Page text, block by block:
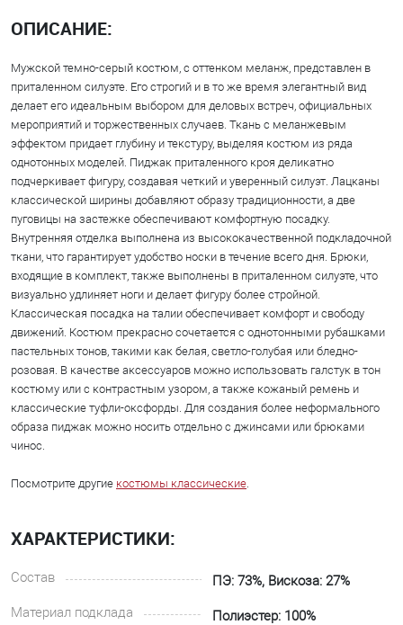
ОПИСАНИЕ:
Мужской темно-серый костюм, с оттенком меланж, представлен в
приталенном силуэте. Его строгий и в то же время элегантный вид
делает его идеальным выбором для деловых встреч, официальных
мероприятий и торжественных случаев. Ткань с меланжевым
эффектом придает глубину и текстуру, выделяя костюм из ряда
однотонных моделей. Пиджак приталенного кроя деликатно
подчеркивает фигуру, создавая четкий и уверенный силуэт. Лацканы
классической ширины добавляют образу традиционности, а две
пуговицы на застежке обеспечивают комфортную посадку.
Внутренняя отделка выполнена из высококачественной подкладочной
ткани, что гарантирует удобство носки в течение всего дня. Брюки,
входящие в комплект, также выполнены в приталенном силуэте, что
визуально удлиняет ноги и делает фигуру более стройной.
Классическая посадка на талии обеспечивает комфорт и свободу
движений. Костюм прекрасно сочетается с однотонными рубашками
пастельных тонов, такими как белая, светло-голубая или бледно-
розовая. В качестве аксессуаров можно использовать галстук в тон
костюму или с контрастным узором, а также кожаный ремень и
классические туфли-оксфорды. Для создания более неформального
образа пиджак можно носить отдельно с джинсами или брюками
чинос.
Посмотрите другие костюмы классические.
ХАРАКТЕРИСТИКИ:
Состав
ПЭ: 73%, Вискоза: 27%
Материал подклада
Полиэстер: 100%